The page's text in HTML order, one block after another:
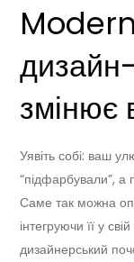
змінює
Уявіть собі: ваш
“підфарбували”,
Саме так можна
інтегруючи її у
дизайнерський